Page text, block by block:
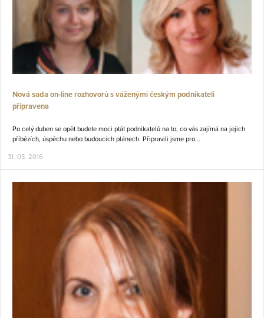
Nová sada on-line rozhovorů s váženými českým podnikateli
připravena
Po celý duben se opět budete moci ptát podnikatelů na to, co vás zajímá na jejich
příbězích, úspěchu nebo budoucích plánech. Připravili jsme pro...
31. 03. 2016